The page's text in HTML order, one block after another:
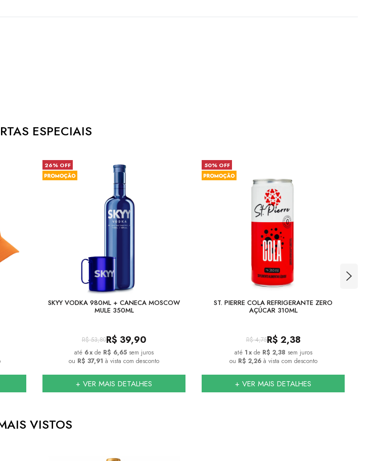
ESPECIAIS
26% OFF
SKYY VODKA 980ML + CANECA MOSCOW
MULE 350ML
R$ 53,80R$ 39,90
6x de R$ 6,65 sem juros
ou R$ 37,91 à vista com desconto
+ VER MAIS DETALHES
50% OFF
ST. PIERRE COLA REFRIGERANTE ZERO
AÇÚCAR 310ML
R$ 4,75R$ 2,38
1x de R$ 2,38 sem juros
ou R$ 2,26à vista com desconto
+ VER MAIS DETALHES
VISTOS